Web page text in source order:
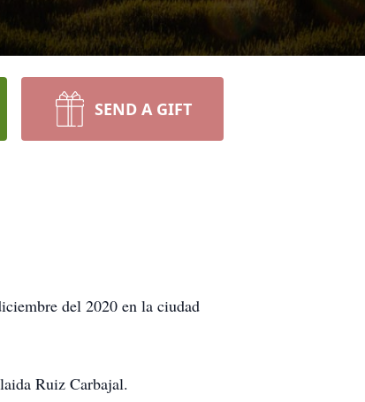
SEND A GIFT
del 2020 en la ciudad
Ruiz Carbajal.